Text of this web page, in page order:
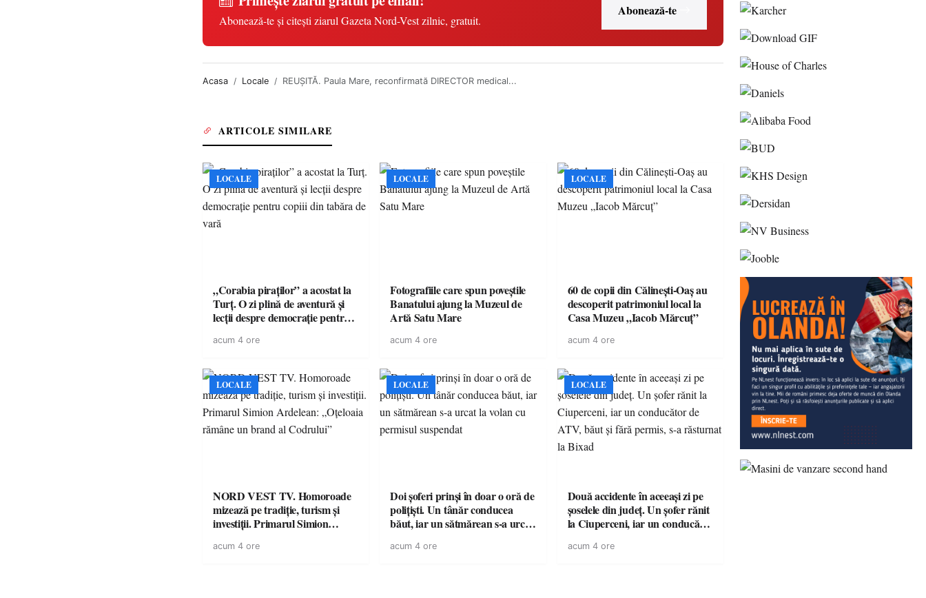
Abonează-te și citești ziarul Gazeta Nord-Vest zilnic, gratuit.
Abonează-te
Acasa Locale REUȘITĂ. Paula Mare, reconfirmată DIRECTOR medical...
ARTICOLE SIMILARE
LOCALE
„Corabia piraților” a acostat la
Turț. O zi plină de aventură și
lecții despre democrație pentru
acum 4 ore
LOCALE
Fotografiile care spun poveștile
Banatului ajung la Muzeul de
Artă Satu Mare
acum 4 ore
LOCALE
60 de copii din Călinești-Oaș au
descoperit patrimoniul local la
Casa Muzeu „Iacob Mărcuț”
acum 4 ore
LOCALE
NORD VEST TV. Homoroade
mizează pe tradiție, turism și
investiții. Primarul Simion
brand al Codrului”
acum 4 ore
LOCALE
Doi șoferi prinși în doar o oră de
polițiști. Un tânăr conducea
băut, iar un sătmărean s-a urcat
acum 4 ore
LOCALE
Două accidente în aceeași zi pe
șoselele din județ. Un șofer rănit
la Ciuperceni, iar un conducător
răsturnat la Bixad
acum 4 ore